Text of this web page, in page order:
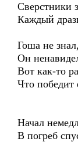
Сверстники
Каждый
Гоша не
Он
Вот как-то
Что
Начал
В погреб